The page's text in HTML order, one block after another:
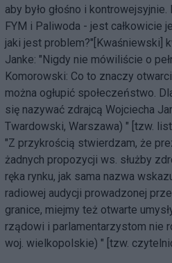
aby było głośno i
FYM i Paliwoda - jest całkowicie
jaki jest problem?"[Kwaśniewski]
Janke: "Nigdy nie mówiliście o
Komorowski: Co to znaczy
można ogłupić społeczeństwo.
się nazywać zdrajcą Wojciecha
Twardowski, Warszawa) " [tzw.
"Z przykrością stwierdzam, że
żadnych propozycji ws. służby
ręka rynku, jak sama nazwa
radiowej audycji prowadzonej
granice, miejmy też otwarte
rządowi i parlamentarzystom nie
woj. wielkopolskie) " [tzw.